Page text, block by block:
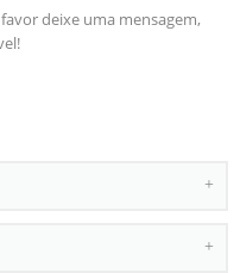
deixe uma mensagem,